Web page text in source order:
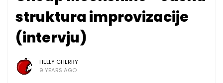
struktura improvizacije
(intervju)
HELLY CHERRY
9 YEARS AGO